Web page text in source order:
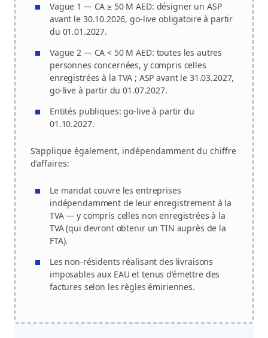
Vague 1 — CA ≥ 50 M AED: désigner un ASP
avant le 30.10.2026, go-live obligatoire à partir
du 01.01.2027.
Vague 2 — CA < 50 M AED: toutes les autres
personnes concernées, y compris celles
enregistrées à la TVA ; ASP avant le 31.03.2027,
go-live à partir du 01.07.2027.
Entités publiques: go-live à partir du
01.10.2027.
S’applique également, indépendamment du chiffre
d’affaires:
Le mandat couvre les entreprises
indépendamment de leur enregistrement à la
TVA — y compris celles non enregistrées à la
TVA (qui devront obtenir un TIN auprès de la
FTA).
Les non-résidents réalisant des livraisons
imposables aux EAU et tenus d’émettre des
factures selon les règles émiriennes.